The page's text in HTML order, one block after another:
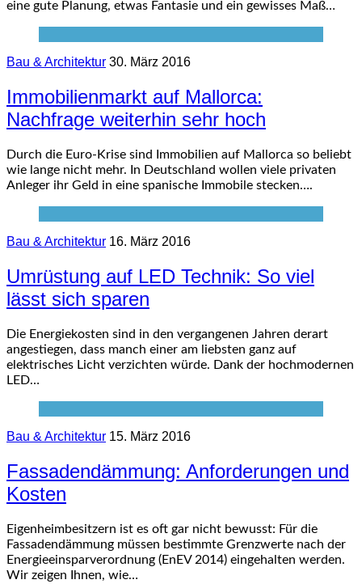
eine gute Planung, etwas Fantasie und ein gewisses Maß…
Bau & Architektur 30. März 2016
Immobilienmarkt auf Mallorca:
Nachfrage weiterhin sehr hoch
Durch die Euro-Krise sind Immobilien auf Mallorca so beliebt
wie lange nicht mehr. In Deutschland wollen viele privaten
Anleger ihr Geld in eine spanische Immobile stecken….
Bau & Architektur 16. März 2016
Umrüstung auf LED Technik: So viel
lässt sich sparen
Die Energiekosten sind in den vergangenen Jahren derart
angestiegen, dass manch einer am liebsten ganz auf
elektrisches Licht verzichten würde. Dank der hochmodernen
LED…
Bau & Architektur 15. März 2016
Fassadendämmung: Anforderungen und
Kosten
Eigenheimbesitzern ist es oft gar nicht bewusst: Für die
Fassadendämmung müssen bestimmte Grenzwerte nach der
Energieeinsparverordnung (EnEV 2014) eingehalten werden.
Wir zeigen Ihnen, wie…